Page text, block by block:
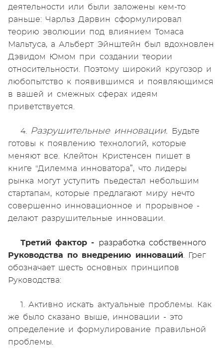
деятельности или были заложены кем-то
раньше: Чарльз Дарвин сформулировал
теорию эволюции под влиянием Томаса
Мальтуса, а Альберт Эйнштейн был вдохновлен
Дэвидом Юмом при создании теории
относительности. Поэтому широкий кругозор и
любопытство к появившимся и появляющимся
в вашей и смежных сферах идеям
приветствуется.
4. Разрушительные инновации. Будьте
готовы к появлению технологий, которые
меняют все. Клейтон Кристенсен пишет в
книге "Дилемма инноватора”, что лидеры
рынка могут уступить пьедестал небольшим
стартапам, которые предлагают миру нечто
совершенно инновационное и прорывное -
делают разрушительные инновации.
Третий фактор - разработка собственного
Руководства по внедрению инноваций. Грег
обозначает шесть основных принципов
Руководства:
1. Активно искать актуальные проблемы. Как
же было сказано выше, инновации - это
определение и формулирование правильной
проблемы.